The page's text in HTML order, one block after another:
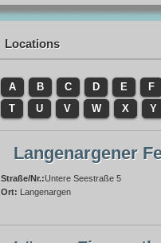
Locations
A B C D E F
T
U V W X Y
Langenargener
Straße/Nr.:Untere Seestraße 5
Ort: Langenargen